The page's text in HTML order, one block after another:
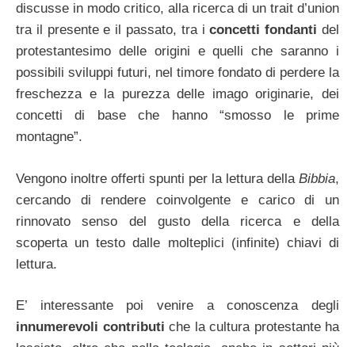
discusse in modo critico, alla ricerca di un trait d’union
tra il presente e il passato, tra iconcetti fondantidel
protestantesimo delle origini e quelli che saranno i
possibili sviluppi futuri, nel timore fondato di perdere la
freschezza e la purezza delle imago originarie, dei
concetti di base che hanno “smosso le prime
montagne”.
Vengono inoltre offerti spunti per la lettura della Bibbia,
cercando di rendere coinvolgente e carico di un
rinnovato senso del gusto della ricerca e della
scoperta un testo dalle molteplici (infinite) chiavi di
lettura.
E’ interessante poi venire a conoscenza degli
innumerevoli contributi che la cultura protestante ha